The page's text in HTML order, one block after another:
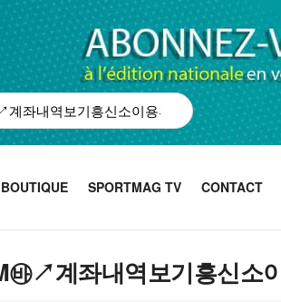
BOUTIQUE SPORTMAG TV CONTACT
↗계좌내역보기흥신소